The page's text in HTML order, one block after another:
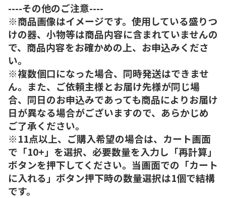
----その他のご注意----
※商品画像はイメージです。使用している盛りつ
けの器、小物等は商品内容に含まれていませんの
で、商品内容をお確かめの上、お申込みくださ
い。
※複数個口になった場合、同時発送はできませ
ん。また、ご依頼主様とお届け先様が同じ場
合、同日のお申込みであっても商品によりお届け
日が異なる場合がございますので、あらかじめ
ご了承ください。
※11点以上、ご購入希望の場合は、カート画面
で「10+」を選択、必要数量を入力し「再計算」
ボタンを押下してください。当画面での「カート
に入れる」ボタン押下時の数量選択は1個で結構
です。